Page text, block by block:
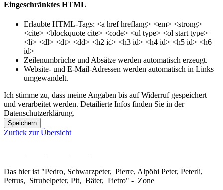
Eingeschränktes HTML
Erlaubte HTML-Tags: <a href hreflang> <em> <strong>
<cite> <blockquote cite> <code> <ul type> <ol start type>
<li> <dl> <dt> <dd> <h2 id> <h3 id> <h4 id> <h5 id> <h6
id>
Zeilenumbrüche und Absätze werden automatisch erzeugt.
Website- und E-Mail-Adressen werden automatisch in Links
umgewandelt.
Ich stimme zu, dass meine Angaben bis auf Widerruf gespeichert
und verarbeitet werden. Detailierte Infos finden Sie in der
Datenschutzerklärung.
Speichern
Zurück zur Übersicht
Das hier ist "Pedro, Schwarzpeter, Pierre, Alpöhi Peter, Peterli,
Petrus, Strubelpeter, Pit, Bäter, Pietro" - Zone